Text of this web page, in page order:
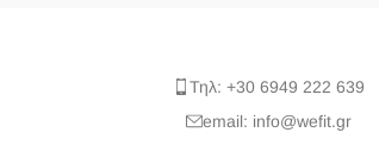
Τηλ: +30 6949 222 639
email: info@wefit.gr